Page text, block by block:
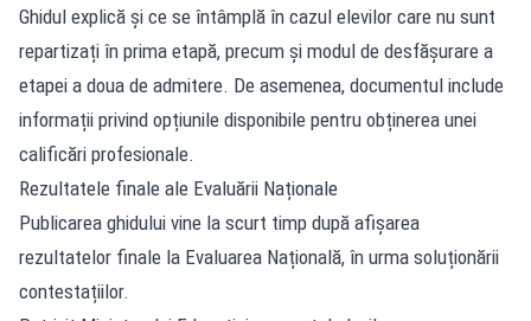
Ghidul explică și ce se întâmplă în cazul elevilor care nu sunt
repartizați în prima etapă, precum și modul de desfășurare a
etapei a doua de admitere. De asemenea, documentul include
informații privind opțiunile disponibile pentru obținerea unei
calificări profesionale.
Rezultatele finale ale Evaluării Naționale
Publicarea ghidului vine la scurt timp după afișarea
rezultatelor finale la Evaluarea Națională, în urma soluționării
contestațiilor.